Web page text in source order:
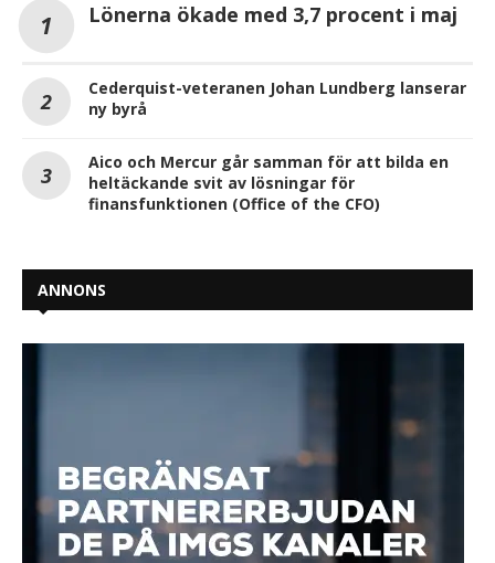
Lönerna ökade med 3,7 procent i maj
Cederquist-veteranen Johan Lundberg lanserar
ny byrå
Aico och Mercur går samman för att bilda en
heltäckande svit av lösningar för
finansfunktionen (Office of the CFO)
ANNONS